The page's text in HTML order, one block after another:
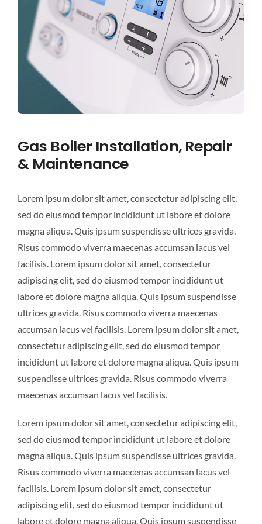
Gas Boiler Installation, Repair
& Maintenance
Lorem ipsum dolor sit amet, consectetur adipiscing elit,
sed do eiusmod tempor incididunt ut labore et dolore
magna aliqua. Quis ipsum suspendisse ultrices gravida.
Risus commodo viverra maecenas accumsan lacus vel
facilisis. Lorem ipsum dolor sit amet, consectetur
adipiscing elit, sed do eiusmod tempor incididunt ut
labore et dolore magna aliqua. Quis ipsum suspendisse
ultrices gravida. Risus commodo viverra maecenas
accumsan lacus vel facilisis. Lorem ipsum dolor sit amet,
consectetur adipiscing elit, sed do eiusmod tempor
incididunt ut labore et dolore magna aliqua. Quis ipsum
suspendisse ultrices gravida. Risus commodo viverra
maecenas accumsan lacus vel facilisis.
Lorem ipsum dolor sit amet, consectetur adipiscing elit,
sed do eiusmod tempor incididunt ut labore et dolore
magna aliqua. Quis ipsum suspendisse ultrices gravida.
Risus commodo viverra maecenas accumsan lacus vel
facilisis. Lorem ipsum dolor sit amet, consectetur
adipiscing elit, sed do eiusmod tempor incididunt ut
labore et dolore magna aliqua. Quis ipsum suspendisse